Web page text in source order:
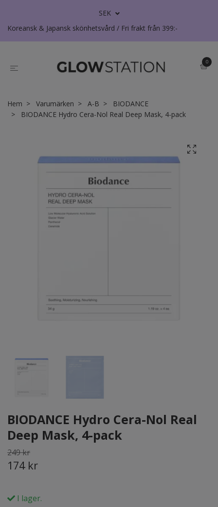
SEK
Koreansk & Japansk skönhetsvård / Fri frakt från 399:-
0
Hem Varumärken A-B
BIODANCE
BIODANCE Hydro Cera-Nol Real Deep Mask, 4-pack
BIODANCE Hydro Cera-Nol Real
Deep Mask, 4-pack
249 kr
174 kr
I lager.